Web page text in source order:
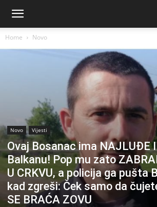
Home Novo
Novo Vijesti
Ovaj Bosanac ima NAJLUĐE
Balkanu! Pop mu zato
U CRKVU, a policija ga pušta
kad zgreši: Ček samo da
SE BRAĆA ZOVU